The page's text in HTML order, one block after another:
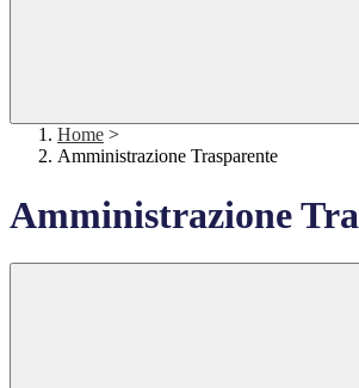
Home >
Amministrazione Trasparente
Amministrazione